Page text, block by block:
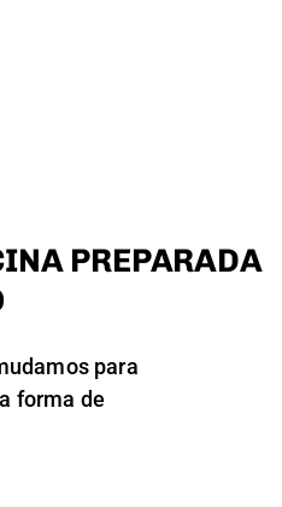
PREPARADA
para
forma de